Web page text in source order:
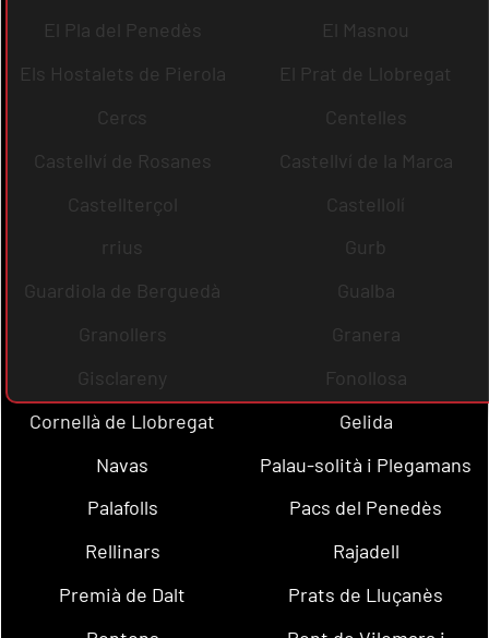
El Pla del Penedès
El Masnou
Els Hostalets de Pierola
El Prat de Llobregat
Cercs
Centelles
Castellví de Rosanes
Castellví de la Marca
Castellterçol
Castellolí
rrius
Gurb
Guardiola de Berguedà
Gualba
Granollers
Granera
Gisclareny
Fonollosa
Cornellà de Llobregat
Gelida
Navas
Palau-solità i Plegamans
Palafolls
Pacs del Penedès
Rellinars
Rajadell
Premià de Dalt
Prats de Lluçanès